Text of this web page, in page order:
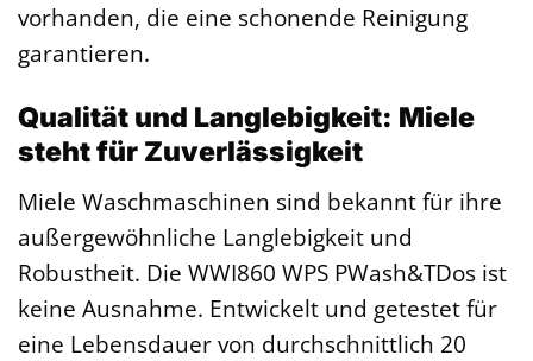
vorhanden, die eine schonende Reinigung
garantieren.
Qualität und Langlebigkeit: Miele
steht für Zuverlässigkeit
Miele Waschmaschinen sind bekannt für ihre
außergewöhnliche Langlebigkeit und
Robustheit. Die WWI860 WPS PWash&TDos ist
keine Ausnahme. Entwickelt und getestet für
eine Lebensdauer von durchschnittlich 20